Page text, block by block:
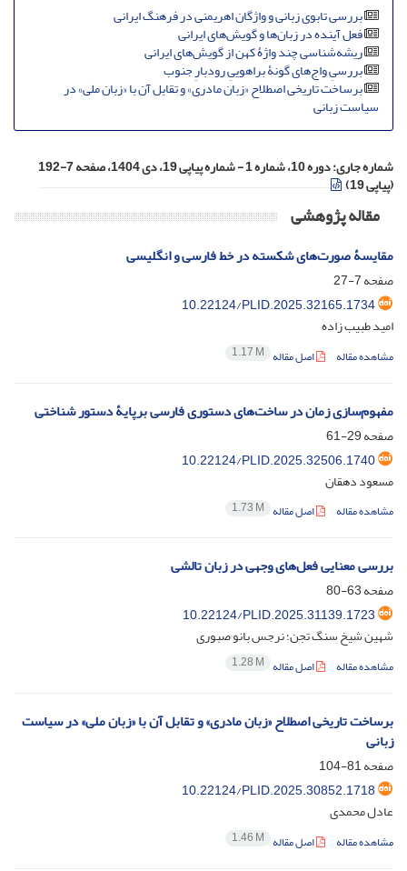
بررسی تابوی زبانی و واژگان اهریمنی در فرهنگ ایرانی
فعل آینده در زبان‌ها و گویش‌های ایرانی
ریشه‌شناسی چند واژۀ کهن از گویش‌های ایرانی
بررسیِ واج‌های گونۀ براهوییِ رودبارِ جنوب
برساخت تاریخی اصطلاح «زبان مادری» و تقابل آن با «زبان ملی» در
سیاست زبانی
شماره جاری: دوره 10، شماره 1 - شماره پیاپی 19، دی 1404، صفحه 7-192
(پیاپی 19)
مقاله پژوهشی
مقایسۀ صورت‌های شکسته در خط فارسی و انگلیسی
صفحه7-27
10.22124/PLID.2025.32165.1734
امید طبیب زاده
مشاهده مقاله اصل مقاله 1.17 M
مفهوم‌سازی زمان در ساخت‌های دستوری فارسی برپایۀ دستور شناختی
صفحه29-61
10.22124/PLID.2025.32506.1740
مسعود دهقان
مشاهده مقاله اصل مقاله 1.73 M
بررسی معنایی فعل‌های وجهی در زبان تالشی
صفحه63-80
10.22124/PLID.2025.31139.1723
شهین شیخ سنگ تجن؛ نرجس بانو صبوری
مشاهده مقاله اصل مقاله 1.28 M
برساخت تاریخی اصطلاح «زبان مادری» و تقابل آن با «زبان ملی» در سیاست
زبانی
صفحه81-104
10.22124/PLID.2025.30852.1718
عادل محمدی
مشاهده مقاله اصل مقاله 1.46 M